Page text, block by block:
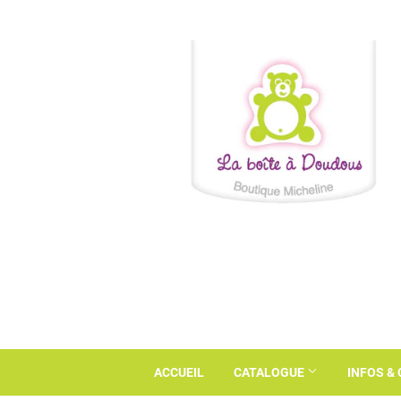
ACCUEIL CATALOGUE INFOS &